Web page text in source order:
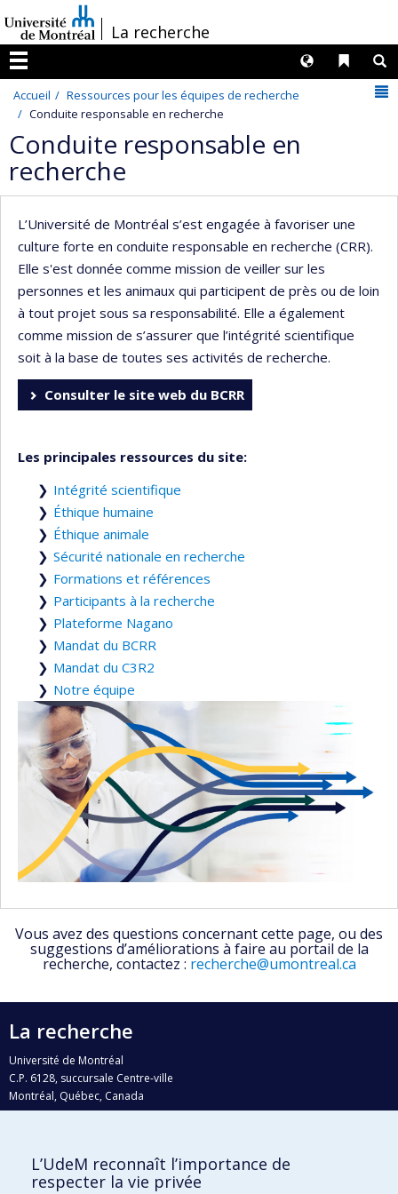
au
contenu
/La recherche
Menu
Liens
Langues
Accueil
Ressources pour les équipes de recherche
Conduite responsable en recherche
Conduite responsable en
recherche
L’Université de Montréal s’est engagée à favoriser une
culture forte en conduite responsable en recherche (CRR).
Elle s'est donnée comme mission de veiller sur les
personnes et les animaux qui participent de près ou de loin
à tout projet sous sa responsabilité. Elle a également
comme mission de s’assurer que l’intégrité scientifique
soit à la base de toutes ses activités de recherche.
Consulter le site web du BCRR
Les principales ressources du site:
Intégrité scientifique
Éthique humaine
Éthique animale
Sécurité nationale en recherche
Formations et références
Participants à la recherche
Plateforme Nagano
Mandat du BCRR
Mandat du C3R2
Notre équipe
Vous avez des questions concernant cette page, ou des
suggestions d’améliorations à faire au portail de la
recherche, contactez : recherche@umontreal.ca
La recherche
Université de Montréal
C.P. 6128, succursale Centre-ville
Montréal, Québec, Canada
H3C 3J7
Qui fait quoi?
L’UdeM reconnaît l’importance de
respecter la vie privée